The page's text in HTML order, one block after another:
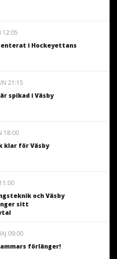
12:05
i Hockeyettans
21:15
spikad i Väsby
18:00
klar för Väsby
och Väsby
sitt
09:00
förlänger!